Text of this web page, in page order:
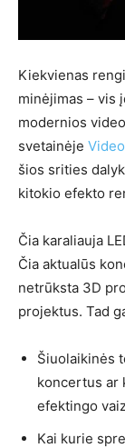
Kiekvienas
minėjimas – vis
modernios
svetainėje
šios srities
kitokio efekto
Čia karaliauja
Čia aktualūs
netrūksta 3D
projektus. Tad
Šiuolaikinės
koncertus ar
efektingo
Kai kurie